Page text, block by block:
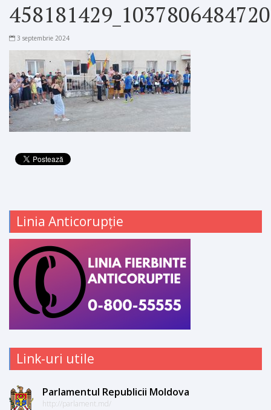
3 septembrie 2024
Linia Anticorupție
Link-uri utile
Parlamentul Republicii Moldova
http://parlament.md/